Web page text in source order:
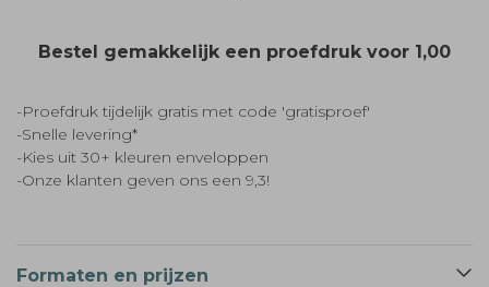
Bestel gemakkelijk een proefdruk voor 1,00
-Proefdruk tijdelijk gratis met code 'gratisproef'
-Snelle levering*
-Kies uit 30+ kleuren enveloppen
-Onze klanten geven ons een 9,3!
Formaten en prijzen